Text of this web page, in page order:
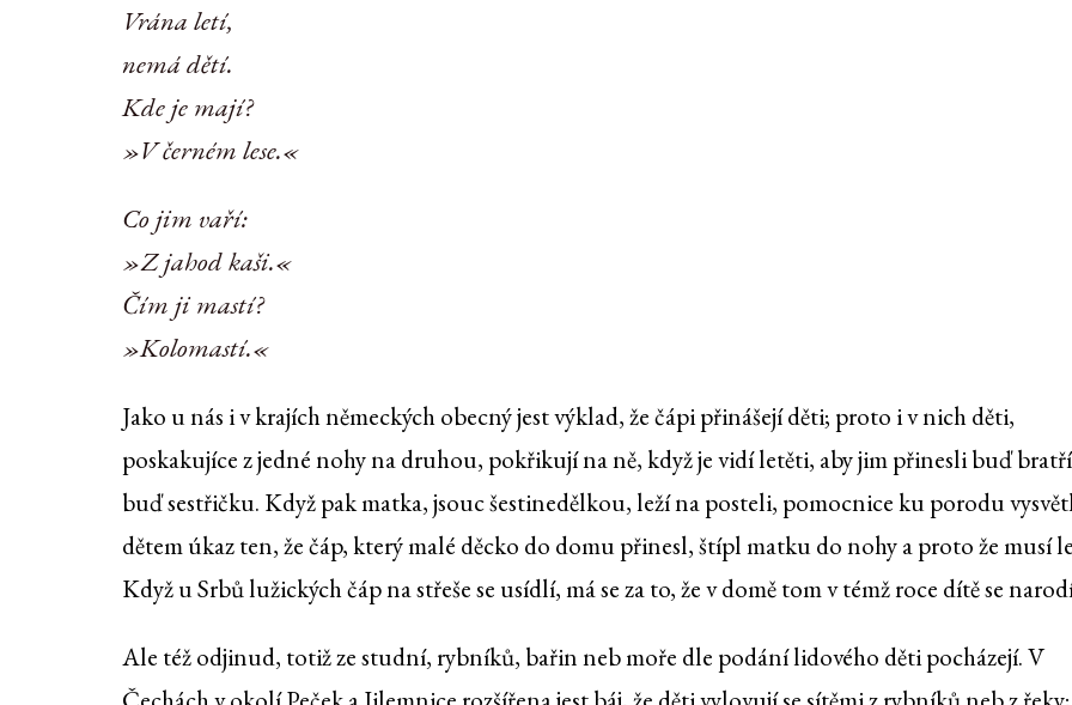
Vrána letí,
nemá dětí.
Kde je mají?
»V černém lese.«
Co jim vaří:
»Z jahod kaši.«
Čím ji mastí?
»Kolomastí.«
Jako u nás i v krajích německých obecný jest výklad, že čápi přinášejí děti; proto i v nich děti,
poskakujíce z jedné nohy na druhou, pokřikují na ně, když je vidí letěti, aby jim přinesli buď
buď sestřičku. Když pak matka, jsouc šestinedělkou, leží na posteli, pomocnice ku porodu
dětem úkaz ten, že čáp, který malé děcko do domu přinesl, štípl matku do nohy a proto že musí
Když u Srbů lužických čáp na střeše se usídlí, má se za to, že v domě tom v témž roce dítě se
Ale též odjinud, totiž ze studní, rybníků, bařin neb moře dle podání lidového děti pocházejí. V